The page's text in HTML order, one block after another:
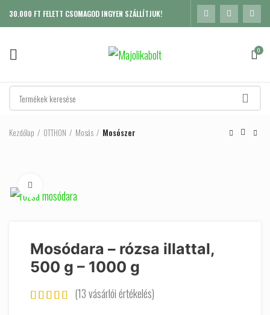
30.000 FT FELETT CSOMAGOD INGYEN SZÁLLÍTJUK!
0
Kezdőlap OTTHON Mosás Mosószer
Mosódara – rózsa illattal,
500 g – 1000 g
(13vásárlói értékelés)